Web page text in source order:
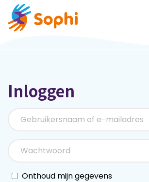
Thema's
Uit het hart
Inloggen
Onthoud mijn gegevens